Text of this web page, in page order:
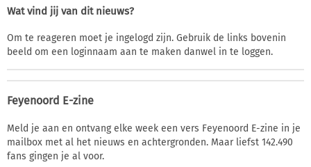
Wat vind jij van dit nieuws?
Om te reageren moet je ingelogd zijn. Gebruik de links bovenin
beeld om een loginnaam aan te maken danwel in te loggen.
Feyenoord E-zine
Meld je aan en ontvang elke week een vers Feyenoord E-zine in je
mailbox met al het nieuws en achtergronden. Maar liefst 142.490
fans gingen je al voor.